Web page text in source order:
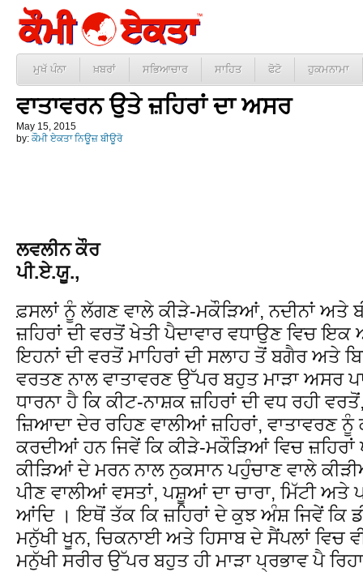
ਮੁਖੱ ਪੰਨਾ ਖ਼ਬਰਾਂ ਸਭਿਆਚਾਰ ਸਾਹਿਤ ਫੋਟੋ ਹੁਕਮਨਾਮਾ
ਵਾਤਾਵਰਨ ਉਤੇ ਜ਼ਹਿਰਾਂ ਦਾ ਅਸਰ
May 15, 2015
by: ਕੌਮੀ ਏਕਤਾ ਨਿਊਜ਼ ਬੀਊਰੋ
ਲਵਲੀਨ ਕੌਰ
ਪੀ.ਏ.ਯੂ.,
ਫ਼ਸਲਾਂ ਨੂੰ ਲੱਗਣ ਵਾਲੇ ਕੀੜੇ-ਮਕੌੜਿਆਂ, ਨਦੀਨਾਂ ਅਤੇ
ਜ਼ਹਿਰਾਂ ਦੀ ਵਰਤੋਂ ਖੇਤੀ ਪੈਦਾਵਾਰ ਵਧਾਉਣ ਵਿਚ ਇਕ
ਇਹਨਾਂ ਦੀ ਵਰਤੋਂ ਮਾਹਿਰਾਂ ਦੀ ਸਲਾਹ ਤੋਂ ਬਗੈਰ ਅਤੇ
ਵਰਤਣ ਨਾਲ ਵਾਤਾਵਰਣ ਉੱਪਰ ਬਹੁਤ ਮਾੜਾ ਅਸਰ
ਧਾਰਨਾ ਹੈ ਕਿ ਕੀਟ-ਨਾਸ਼ਕ ਜ਼ਹਿਰਾਂ ਦੀ ਵਧ ਰਹੀ
ਜ਼ਿਆਦਾ ਦੇਰ ਰਹਿਣ ਵਾਲੀਆਂ ਜ਼ਹਿਰਾਂ, ਵਾਤਾਵਰਣ
ਕਰਦੀਆਂ ਹਨ ਜਿਵੇਂ ਕਿ ਕੀੜੇ-ਮਕੌੜਿਆਂ ਵਿਚ ਜ਼ਹਿਰਾਂ
ਕੀੜਿਆਂ ਦੇ ਮਰਨ ਨਾਲ ਨੁਕਸਾਨ ਪਹੁੰਚਾਣ ਵਾਲੇ
ਪੀਣ ਵਾਲੀਆਂ ਵਸਤਾਂ, ਪਸ਼ੂਆਂ ਦਾ ਚਾਰਾ, ਮਿੱਟੀ ਅਤੇ
ਆਂਦਿ । ਇਥੋਂ ਤੱਕ ਕਿ ਜ਼ਹਿਰਾਂ ਦੇ ਕੁਝ ਅੰਸ਼ ਜਿਵੇਂ ਕਿ
ਮਨੁੱਖੀ ਖੂਨ, ਚਿਕਨਾਈ ਅਤੇ ਹਿਸਾਬ ਦੇ ਸੈਂਪਲਾਂ ਵਿਚ
ਮਨੁੱਖੀ ਸਰੀਰ ਉੱਪਰ ਬਹੁਤ ਹੀ ਮਾੜਾ ਪ੍ਰਭਾਵ ਪੈ